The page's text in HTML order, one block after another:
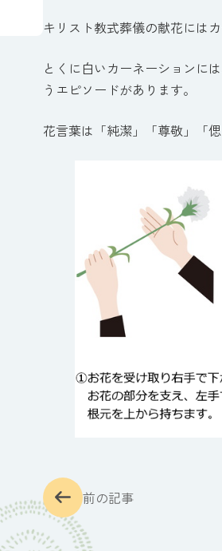
キリスト教式葬儀の献花には
とくに白いカーネーションに
うエピソードがあります。
花言葉は「純潔」「尊敬」「
前の記事